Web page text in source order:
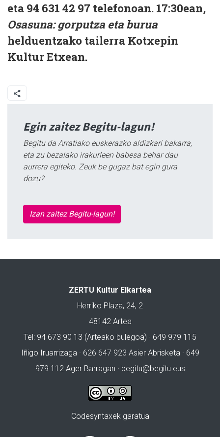
eta 94 631 42 97 telefonoan. 17:30ean,
Osasuna: gorputza eta burua
helduentzako tailerra Kotxepin
Kultur Etxean.
Egin zaitez Begitu-lagun!
Begitu da Arratiako euskerazko aldizkari bakarra,
eta zu bezalako irakurleen babesa behar dau
aurrera egiteko. Zeuk be gugaz bat egin gura
dozu?
Izan zaitez Begitu-lagun!
ZERTU Kultur Elkartea
Herriko Plaza, 24, 2
48142 Artea
Tel: 94 673 90 13 (Arteako bulegoa) · 649 979 115
Iñigo Iruarrizaga · 626 647 923 Asier Abrisketa · 649
979 112 Ager Barragan · begitu@begitu.eus
Codesyntaxek garatua